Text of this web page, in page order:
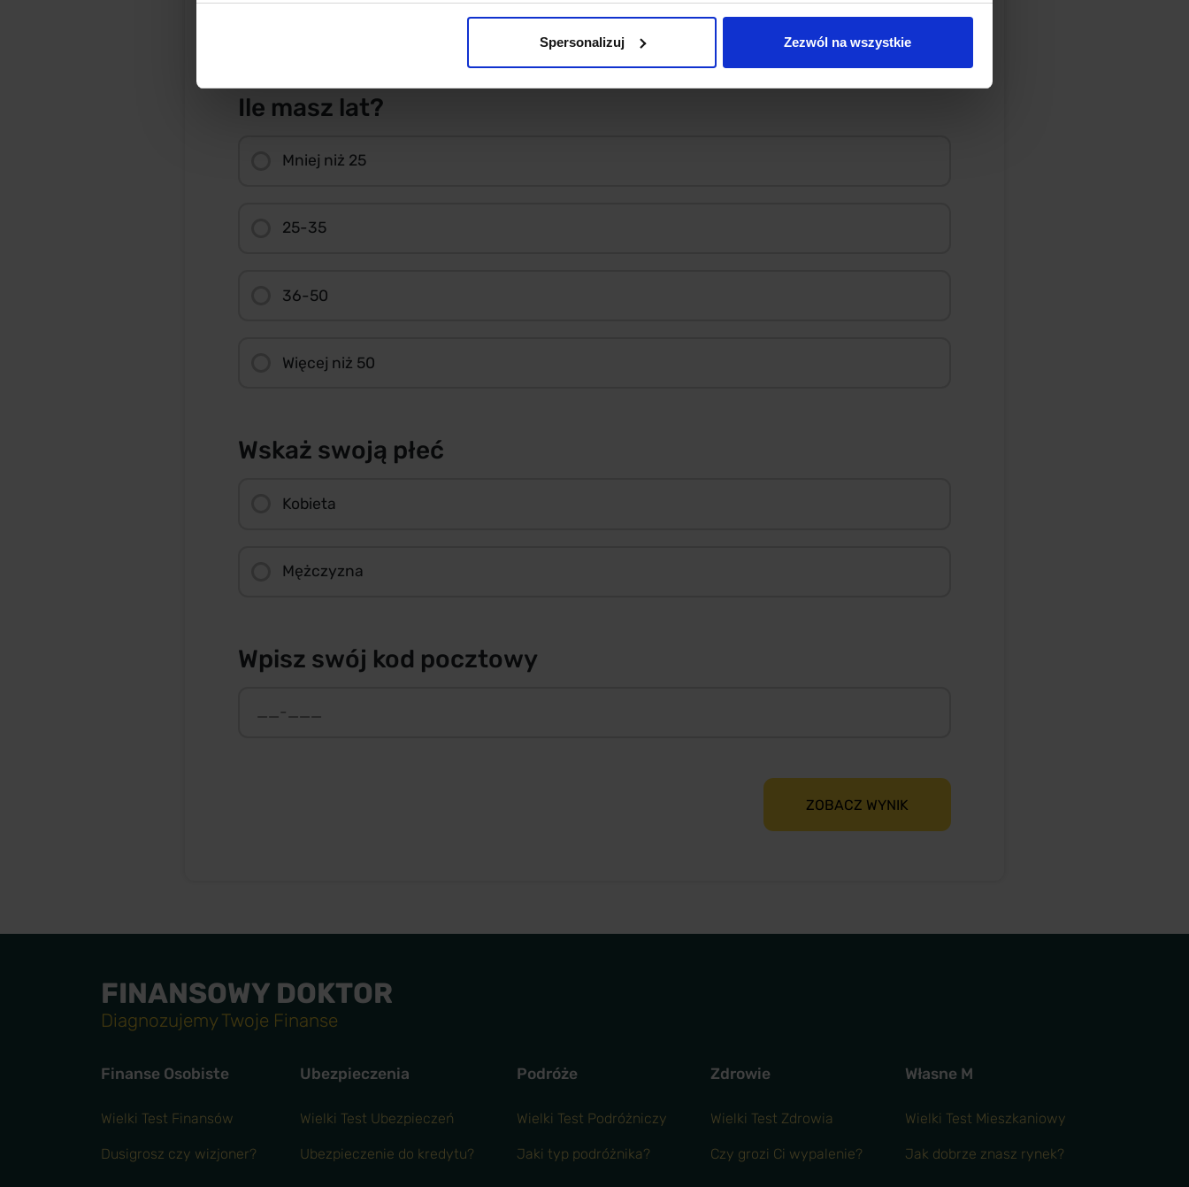
Spersonalizuj Zezwól na wszystkie
Ile masz lat?
Mniej niż 25
25-35
36-50
Więcej niż 50
Wskaż swoją płeć
Kobieta
Mężczyzna
Wpisz swój kod pocztowy
ZOBACZ WYNIK
FINANSOWY DOKTOR
Diagnozujemy Twoje Finanse
Finanse Osobiste
Wielki Test Finansów
Dusigrosz czy wizjoner?
Ubezpieczenia
Wielki Test Ubezpieczeń
Ubezpieczenie do kredytu?
Podróże
Wielki Test Podróżniczy
Jaki typ podróżnika?
Zdrowie
Wielki Test Zdrowia
Czy grozi Ci wypalenie?
Własne M
Wielki Test Mieszkaniowy
Jak dobrze znasz rynek?